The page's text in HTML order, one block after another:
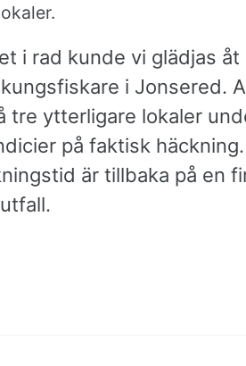
i rad kunde vi glädjas
i Jonsered.
tre ytterligare lokaler
på faktisk
är tillbaka på en